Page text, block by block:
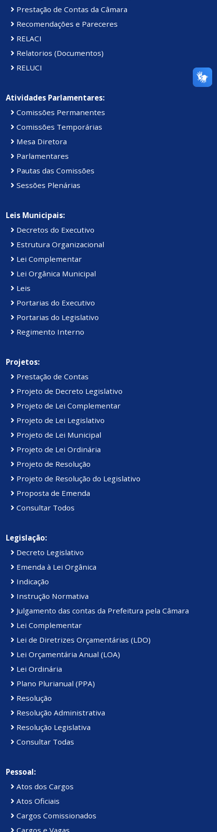
Prestação de Contas da Câmara
Recomendações e Pareceres
RELACI
Relatorios (Documentos)
RELUCI
Atividades Parlamentares:
Comissões Permanentes
Comissões Temporárias
Mesa Diretora
Parlamentares
Pautas das Comissões
Sessões Plenárias
Leis Municipais:
Decretos do Executivo
Estrutura Organizacional
Lei Complementar
Lei Orgânica Municipal
Leis
Portarias do Executivo
Portarias do Legislativo
Regimento Interno
Projetos:
Prestação de Contas
Projeto de Decreto Legislativo
Projeto de Lei Complementar
Projeto de Lei Legislativo
Projeto de Lei Municipal
Projeto de Lei Ordinária
Projeto de Resolução
Projeto de Resolução do Legislativo
Proposta de Emenda
Consultar Todos
Legislação:
Decreto Legislativo
Emenda à Lei Orgânica
Indicação
Instrução Normativa
Julgamento das contas da Prefeitura pela Câmara
Lei Complementar
Lei de Diretrizes Orçamentárias (LDO)
Lei Orçamentária Anual (LOA)
Lei Ordinária
Plano Plurianual (PPA)
Resolução
Resolução Administrativa
Resolução Legislativa
Consultar Todas
Pessoal:
Atos dos Cargos
Atos Oficiais
Cargos Comissionados
Cargos e Vagas